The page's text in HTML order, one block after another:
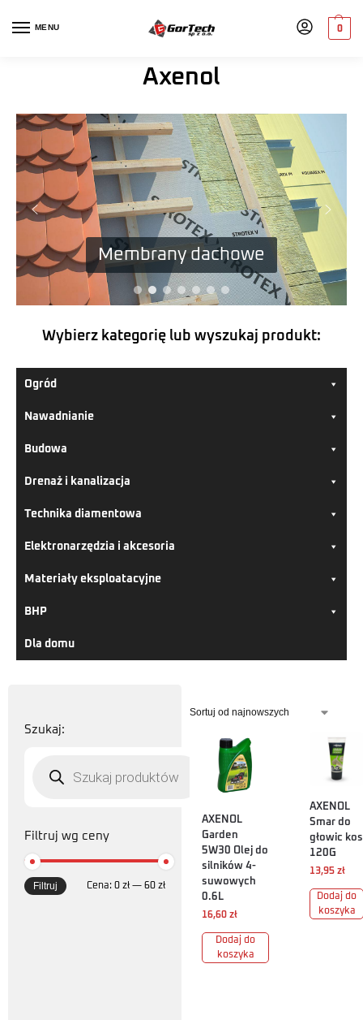
MENU 0
Axenol
Membrany dachowe
Wybierz kategorię lub wyszukaj produkt:
Ogród
Nawadnianie
Budowa
Drenaż i kanalizacja
Technika diamentowa
Elektronarzędzia i akcesoria
Materiały eksploatacyjne
BHP
Dla domu
Szukaj:
Filtruj wg ceny
Filtruj Cena: 0 zł — 60 zł
AXENOL
Garden
5W30 Olej do
silników 4-
suwowych
0.6L
16,60 zł
Dodaj do
koszyka
AXENOL
Smar do
głowic kos
120G
13,95 zł
Dodaj do
koszyka